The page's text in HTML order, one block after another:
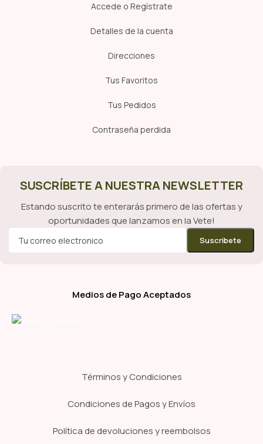
Accede o Regístrate
Detalles de la cuenta
Direcciones
Tus Favoritos
Tus Pedidos
Contraseña perdida
SUSCRÍBETE A NUESTRA NEWSLETTER
Estando suscrito te enterarás primero de las ofertas y
oportunidades que lanzamos en la Vete!
Medios de Pago Aceptados
Términos y Condiciones
Condiciones de Pagos y Envíos
Política de devoluciones y reembolsos